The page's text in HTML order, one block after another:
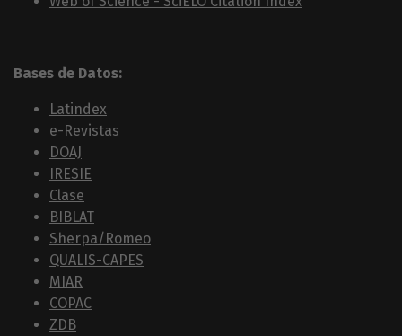
Bases de Datos:
Latindex
e-Revistas
DOAJ
IRESIE
Clase
BIBLAT
Sherpa/Romeo
QUALIS-CAPES
MIAR
COPAC
ZDB